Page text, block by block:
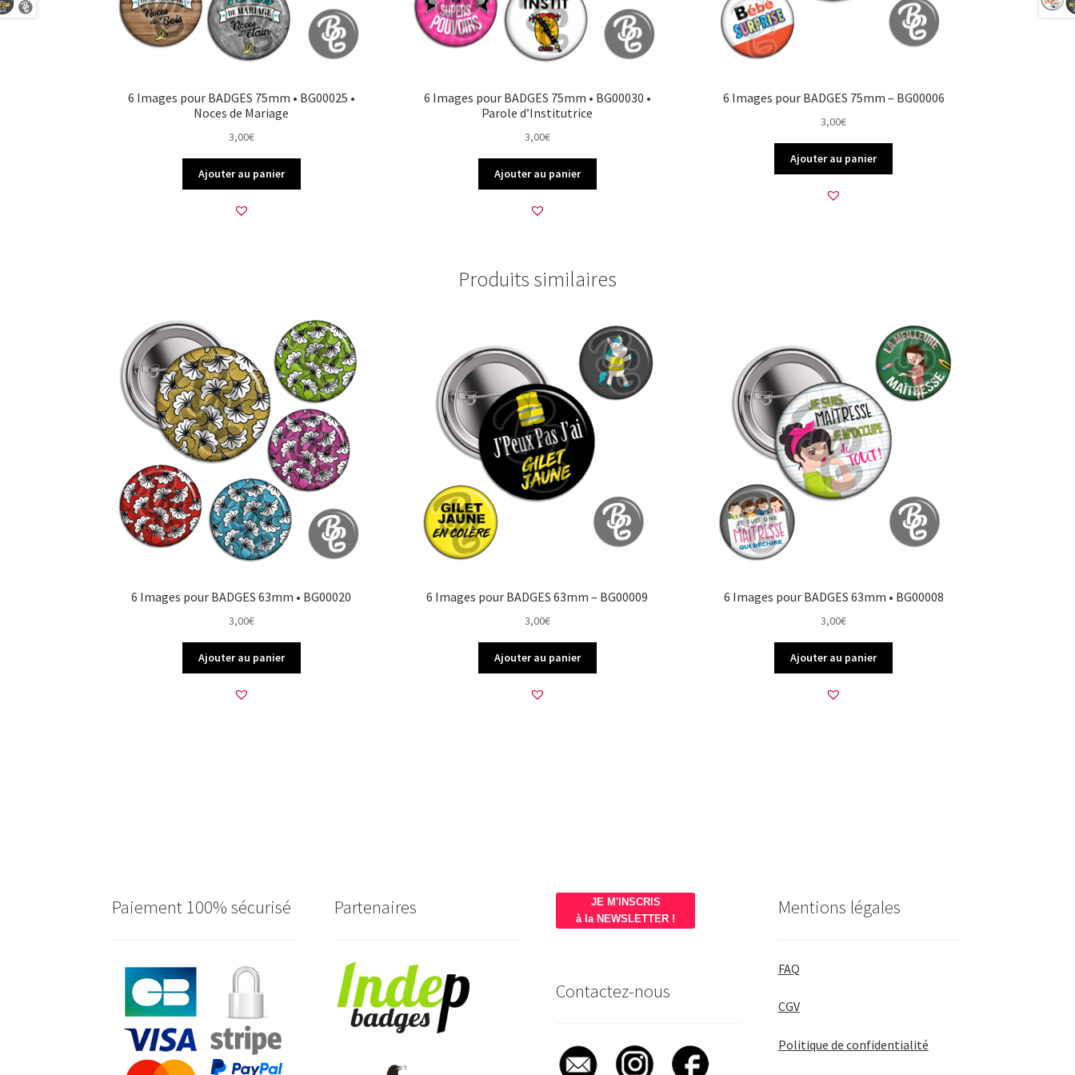
6 Images pour BADGES 75mm • BG00025 •
Noces de Mariage
3,00€
Ajouter au panier
6 Images pour BADGES 75mm • BG00030 •
Parole d’Institutrice
3,00€
Ajouter au panier
6 Images pour BADGES 75mm – BG00006
3,00€
Ajouter au panier
Produits similaires
6 Images pour BADGES 63mm • BG00020
3,00€
Ajouter au panier
6 Images pour BADGES 63mm – BG00009
3,00€
Ajouter au panier
6 Images pour BADGES 63mm • BG00008
3,00€
Ajouter au panier
Paiement 100% sécurisé Partenaires
JE M'INSCRIS
à la NEWSLETTER !
Contactez-nous
Mentions légales
FAQ
CGV
Politique de confidentialité